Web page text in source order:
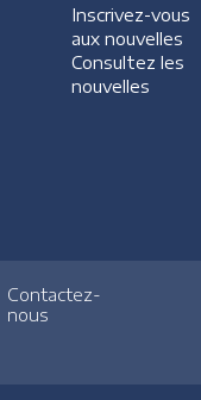
Inscrivez-vous
aux nouvelles
Consultez les
nouvelles
Contactez-
nous